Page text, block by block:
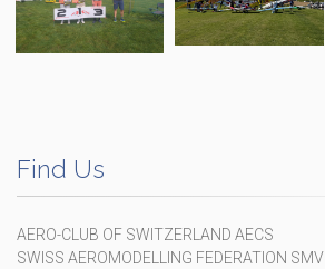
Find Us
AERO-CLUB OF SWITZERLAND AECS
SWISS AEROMODELLING FEDERATION SMV